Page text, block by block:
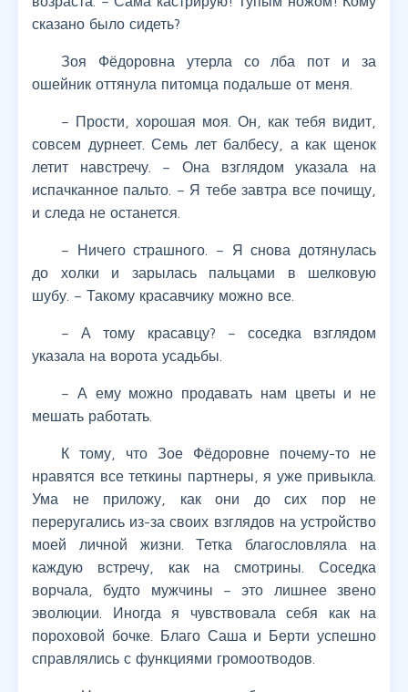
сказано было сидеть?
Зоя Фёдоровна утерла со лба пот и за
ошейник оттянула питомца подальше от меня.
– Прости, хорошая моя. Он, как тебя видит,
совсем дурнеет. Семь лет балбесу, а как щенок
летит навстречу. – Она взглядом указала на
испачканное пальто. – Я тебе завтра все почищу,
и следа не останется.
– Ничего страшного. – Я снова дотянулась
до холки и зарылась пальцами в шелковую
шубу. – Такому красавчику можно все.
– А тому красавцу? – соседка взглядом
указала на ворота усадьбы.
– А ему можно продавать нам цветы и не
мешать работать.
К тому, что Зое Фёдоровне почему-то не
нравятся все теткины партнеры, я уже привыкла.
Ума не приложу, как они до сих пор не
переругались из-за своих взглядов на устройство
моей личной жизни. Тетка благословляла на
каждую встречу, как на смотрины. Соседка
ворчала, будто мужчины – это лишнее звено
эволюции. Иногда я чувствовала себя как на
пороховой бочке. Благо Саша и Берти успешно
справлялись с функциями громоотводов.